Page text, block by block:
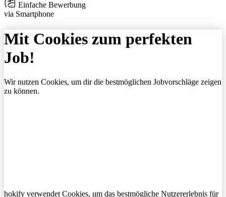
Einfache Bewerbung
via Smartphone
Mit Cookies zum perfekten
Job!
Wir nutzen Cookies, um dir die bestmöglichen Jobvorschläge zeigen
zu können.
hokify verwendet Cookies, um das bestmögliche Nutzererlebnis für